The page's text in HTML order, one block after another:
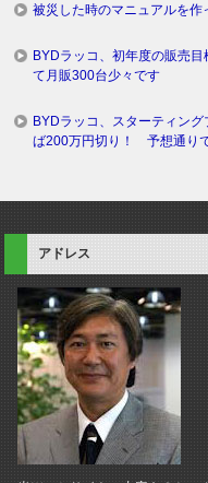
被災した時のマニュアルを作
BYDラッコ、初年度の販売
て月販300台少々です
BYDラッコ、スターティン
ば200万円切り！ 予想通り
アドレス